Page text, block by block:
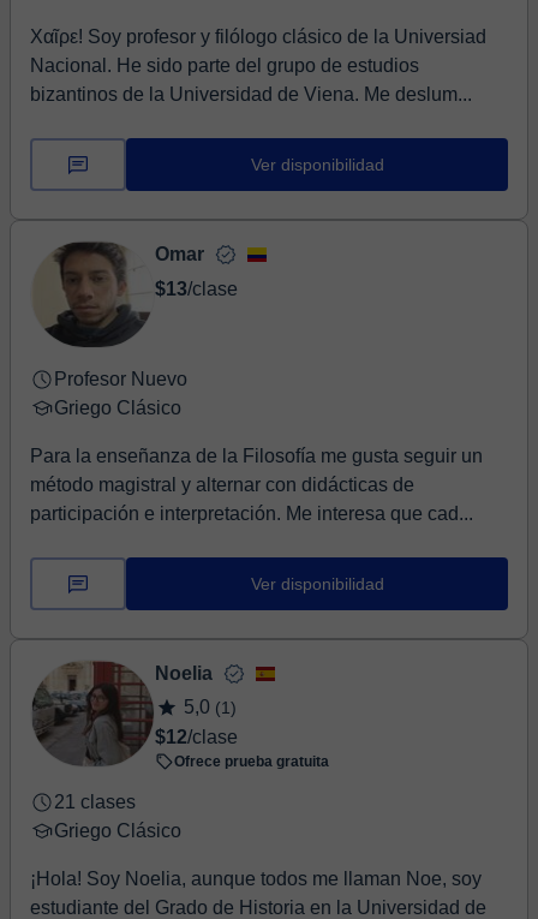
Χαῖρε! Soy profesor y filólogo clásico de la Universiad
Nacional. He sido parte del grupo de estudios
bizantinos de la Universidad de Viena. Me deslum...
Ver disponibilidad
Omar
$13/clase
Profesor Nuevo
Griego Clásico
Para la enseñanza de la Filosofía me gusta seguir un
método magistral y alternar con didácticas de
participación e interpretación. Me interesa que cad...
Ver disponibilidad
Noelia
5,0 (1)
$12/clase
Ofrece prueba gratuita
21 clases
Griego Clásico
¡Hola! Soy Noelia, aunque todos me llaman Noe, soy
estudiante del Grado de Historia en la Universidad de